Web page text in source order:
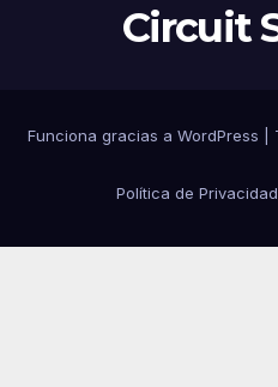
Circuit
Funciona gracias a WordPress
Política de Privacidad